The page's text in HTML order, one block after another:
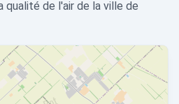
qualité de l'air de la ville de